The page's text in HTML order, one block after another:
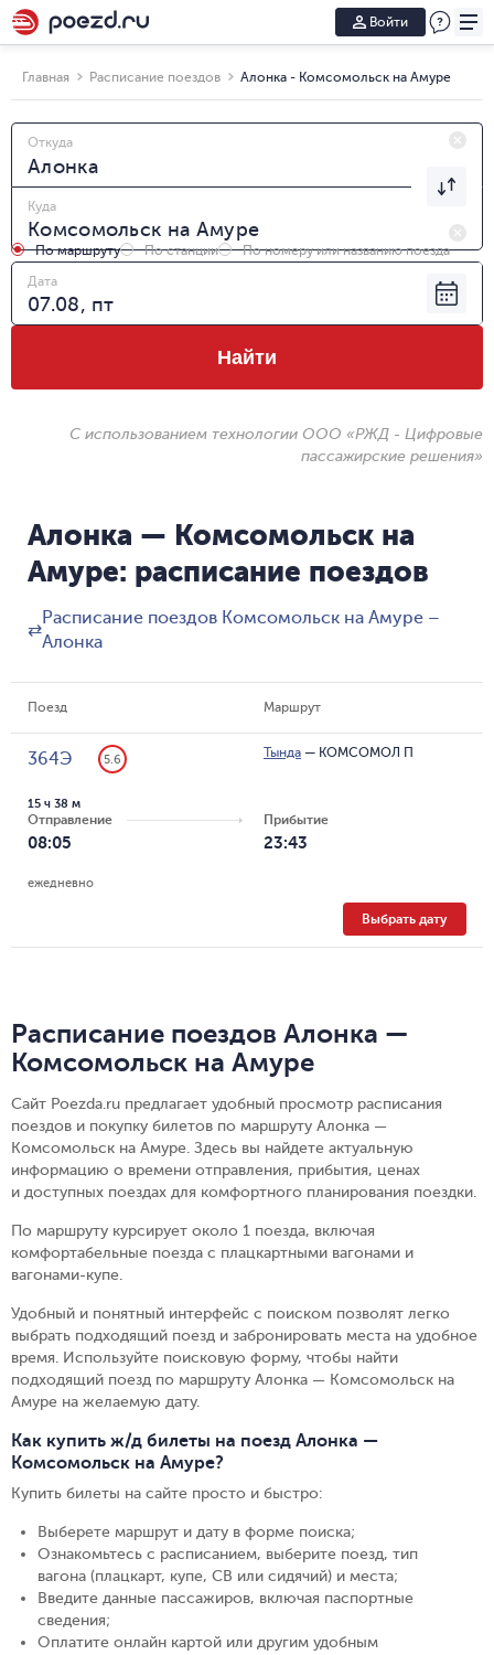
Войти
Главная Расписание поездов Алонка - Комсомольск на Амуре
Откуда
Куда
По маршруту По станции
По номеру или названию поезда
Дата
Найти
С использованием технологии ООО «РЖД - Цифровые
пассажирские решения»
Алонка — Комсомольск на
Амуре: расписание поездов
⇄
Расписание поездов Комсомольск на Амуре –
Алонка
Поезд Маршрут
364Э 5.6 Тында — КОМСОМОЛ П
Отправление
08:05
15 ч 38 м
Прибытие
23:43
ежедневно
Выбрать дату
Расписание поездов Алонка —
Комсомольск на Амуре
Сайт Poezda.ru предлагает удобный просмотр расписания
поездов и покупку билетов по маршруту Алонка —
Комсомольск на Амуре. Здесь вы найдете актуальную
информацию о времени отправления, прибытия, ценах
и доступных поездах для комфортного планирования поездки.
По маршруту курсирует около 1 поезда, включая
комфортабельные поезда с плацкартными вагонами и
вагонами-купе.
Удобный и понятный интерфейс с поиском позволят легко
выбрать подходящий поезд и забронировать места на удобное
время. Используйте поисковую форму, чтобы найти
подходящий поезд по маршруту Алонка — Комсомольск на
Амуре на желаемую дату.
Как купить ж/д билеты на поезд Алонка —
Комсомольск на Амуре?
Купить билеты на сайте просто и быстро:
Выберете маршрут и дату в форме поиска;
Ознакомьтесь с расписанием, выберите поезд, тип
вагона (плацкарт, купе, СВ или сидячий) и места;
Введите данные пассажиров, включая паспортные
сведения;
Оплатите онлайн картой или другим удобным